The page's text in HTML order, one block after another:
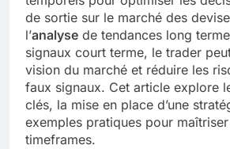
de sortie sur le marché des
l’analyse de tendances long
signaux court terme, le trader
vision du marché et réduire les
faux signaux. Cet article explore
clés, la mise en place d’une
exemples pratiques pour
timeframes.